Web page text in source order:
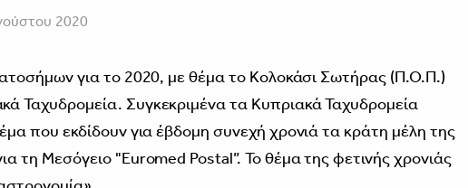
2020
για το 2020, με θέμα το Κολοκάσι Σωτήρας (Π.Ο.Π.)
Ταχυδρομεία. Συγκεκριμένα τα Κυπριακά Ταχυδρομεία
που εκδίδουν για έβδομη συνεχή χρονιά τα κράτη μέλη της
τη Μεσόγειο "Euromed Postal”. Το θέμα της φετινής χρονιάς